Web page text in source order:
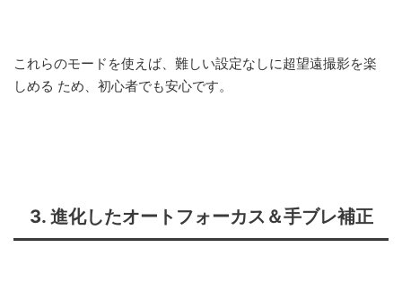
これらのモードを使えば、難しい設定なしに超望遠撮影を楽
しめる ため、初心者でも安心です。
3. 進化したオートフォーカス＆手ブレ補正